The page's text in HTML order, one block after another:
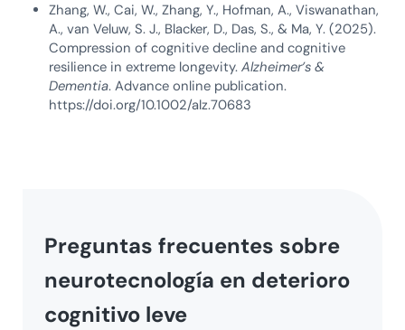
Zhang, W., Cai, W., Zhang, Y., Hofman, A., Viswanathan,
A., van Veluw, S. J., Blacker, D., Das, S., & Ma, Y. (2025).
Compression of cognitive decline and cognitive
resilience in extreme longevity.Alzheimer’s &
Dementia. Advance online publication.
https://doi.org/10.1002/alz.70683
Preguntas frecuentes sobre
neurotecnología en deterioro
cognitivo leve